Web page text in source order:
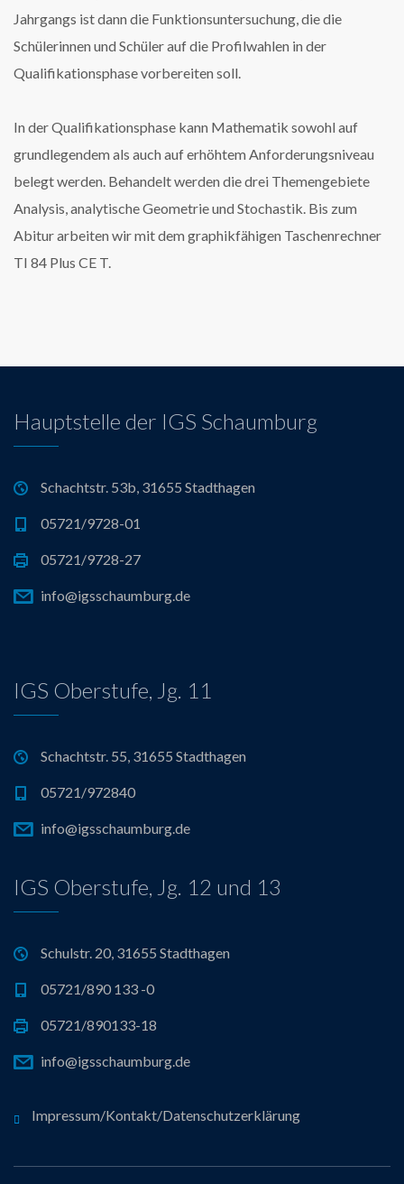
Jahrgangs ist dann die Funktionsuntersuchung, die die
Schülerinnen und Schüler auf die Profilwahlen in der
Qualifikationsphase vorbereiten soll.
In der Qualifikationsphase kann Mathematik sowohl auf
grundlegendem als auch auf erhöhtem Anforderungsniveau
belegt werden. Behandelt werden die drei Themengebiete
Analysis, analytische Geometrie und Stochastik. Bis zum
Abitur arbeiten wir mit dem graphikfähigen Taschenrechner
TI 84 Plus CE T.
Hauptstelle der IGS Schaumburg
Schachtstr. 53b, 31655 Stadthagen
05721/9728-01
05721/9728-27
info@igsschaumburg.de
IGS Oberstufe, Jg. 11
Schachtstr. 55, 31655 Stadthagen
05721/972840
info@igsschaumburg.de
IGS Oberstufe, Jg. 12 und 13
Schulstr. 20, 31655 Stadthagen
05721/890 133 -0
05721/890133-18
info@igsschaumburg.de
Impressum/Kontakt/Datenschutzerklärung